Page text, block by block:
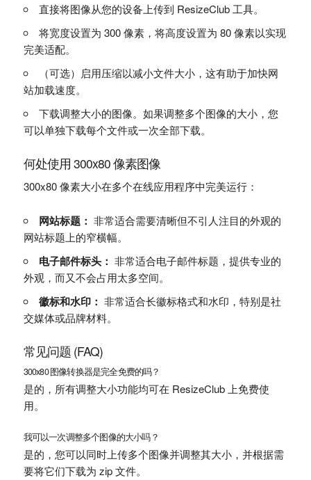
直接将图像从您的设备上传到 ResizeClub 工具。
将宽度设置为 300 像素，将高度设置为 80 像素以实现
完美适配。
（可选）启用压缩以减小文件大小，这有助于加快网
站加载速度。
下载调整大小的图像。如果调整多个图像的大小，您
可以单独下载每个文件或一次全部下载。
何处使用 300x80 像素图像
300x80 像素大小在多个在线应用程序中完美运行：
网站标题： 非常适合需要清晰但不引人注目的外观的
网站标题上的窄横幅。
电子邮件标头： 非常适合电子邮件标题，提供专业的
外观，而又不会占用太多空间。
徽标和水印： 非常适合长徽标格式和水印，特别是社
交媒体或品牌材料。
常见问题 (FAQ)
300x80 图像转换器是完全免费的吗？
是的，所有调整大小功能均可在 ResizeClub 上免费使
用。
我可以一次调整多个图像的大小吗？
是的，您可以同时上传多个图像并调整其大小，并根据需
要将它们下载为 zip 文件。